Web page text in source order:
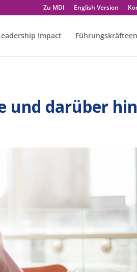
Zu MDI English Version
Impact
und darüber